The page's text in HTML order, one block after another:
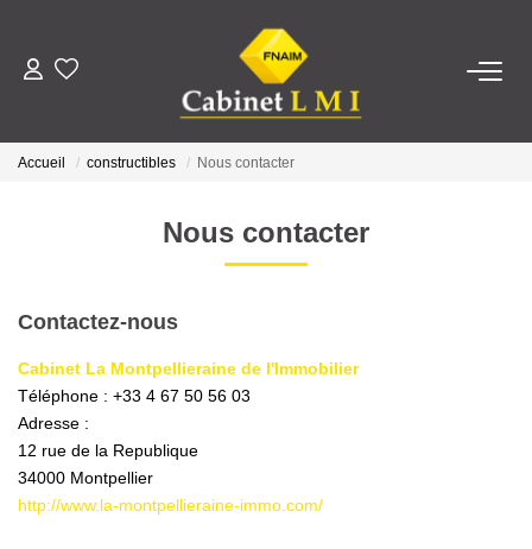
ACHETER
ESTIMER
NOTRE AGENCE
Qui Sommes-Nous ?
Notre Équipe
Accueil constructibles Nous contacter
Nous contacter
Contactez-nous
Cabinet La Montpellieraine de l'Immobilier
Téléphone : +33 4 67 50 56 03
Adresse :
12 rue de la Republique
34000 Montpellier
http://www.la-montpellieraine-immo.com/